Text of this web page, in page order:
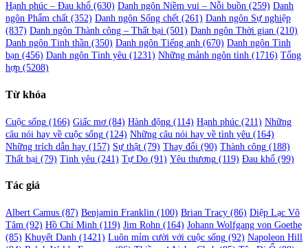
Hạnh phúc – Đau khổ (630) Danh ngôn Niềm vui – Nỗi buồn (259) Danh
ngôn Phẩm chất (352) Danh ngôn Sống chết (261) Danh ngôn Sự nghiệp
(837) Danh ngôn Thành công – Thất bại (501) Danh ngôn Thời gian (210)
Danh ngôn Tinh thần (350) Danh ngôn Tiếng anh (670) Danh ngôn Tình
bạn (456) Danh ngôn Tình yêu (1231) Những mảnh ngôn tình (1716) Tổng
hợp (5208)
Từ khóa
Cuộc sống (166) Giấc mơ(84) Hành động (114) Hạnh phúc (211) Những
câu nói hay về cuộc sống (124) Những câu nói hay về tình yêu (164)
Những trích dẫn hay (157) Sự thật (79) Thay đổi (90) Thành công (188)
Thất bại (79) Tình yêu (241) Tự Do (91) Yêu thương (119) Đau khổ (99)
Tác giả
Albert Camus (87) Benjamin Franklin (100) Brian Tracy (86) Diệp Lạc Vô
Tâm (92) Hồ Chí Minh (119) Jim Rohn (164) Johann Wolfgang von Goethe
(85) Khuyết Danh (1421) Luôn mỉm cười với cuộc sống (92) Napoleon Hill